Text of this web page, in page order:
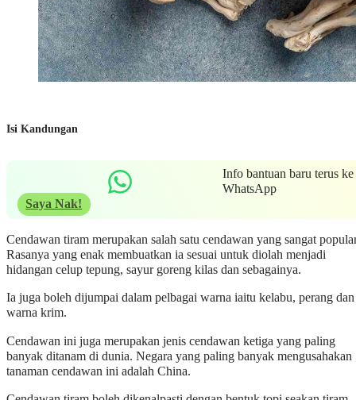
Isi Kandungan
Info bantuan baru terus ke
WhatsApp
Saya Nak!
Cendawan tiram merupakan salah satu cendawan yang sangat
Rasanya yang enak membuatkan ia sesuai untuk diolah menjadi
hidangan celup tepung, sayur goreng kilas dan sebagainya.
Ia juga boleh dijumpai dalam pelbagai warna iaitu kelabu, perang dan
warna krim.
Cendawan ini juga merupakan jenis cendawan ketiga yang paling
banyak ditanam di dunia. Negara yang paling banyak mengusahakan
tanaman cendawan ini adalah China.